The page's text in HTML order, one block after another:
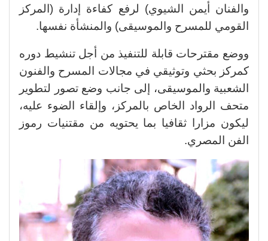
والفنان أيمن الشيوي) لرفع كفاءة إدارة (المركز
القومي للمسرح والموسيقى) والمنشأة نفسها.
ووضع مقترحات قابلة للتنفيذ من أجل تنشيط دوره
كمركز بحثي وتوثيقي في مجالات المسرح والفنون
الشعبية والموسيقى، إلى جانب وضع تصور لتطوير
متحف الرواد الخاص بالمركز، وإلقاء الضوء عليه،
ليكون مزارا ثقافيا بما يحتويه من مقتنيات رموز
الفن المصري.